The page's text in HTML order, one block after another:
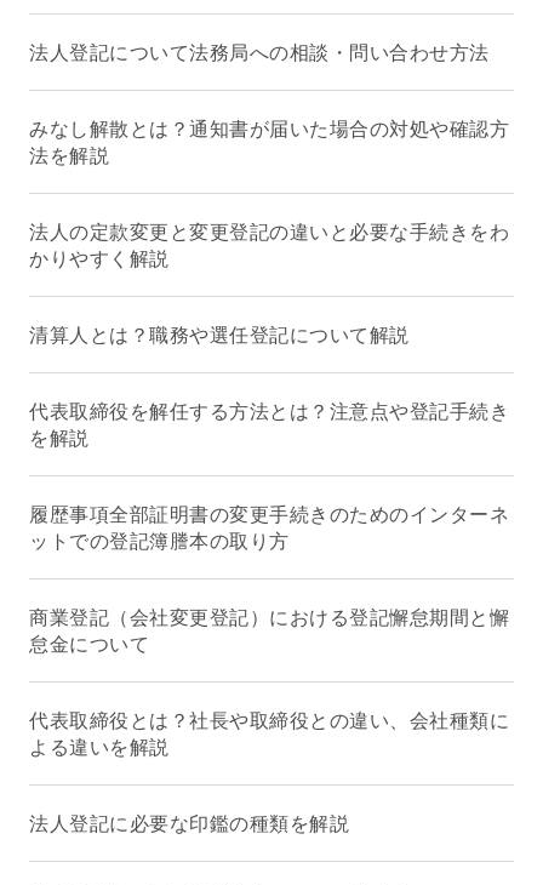
法人登記について法務局への相談・問い合わせ方法
みなし解散とは？通知書が届いた場合の対処や確認方
法を解説
法人の定款変更と変更登記の違いと必要な手続きをわ
かりやすく解説
清算人とは？職務や選任登記について解説
代表取締役を解任する方法とは？注意点や登記手続き
を解説
履歴事項全部証明書の変更手続きのためのインターネ
ットでの登記簿謄本の取り方
商業登記（会社変更登記）における登記懈怠期間と懈
怠金について
代表取締役とは？社長や取締役との違い、会社種類に
よる違いを解説
法人登記に必要な印鑑の種類を解説